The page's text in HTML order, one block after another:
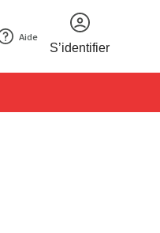
Aide
S’identifier